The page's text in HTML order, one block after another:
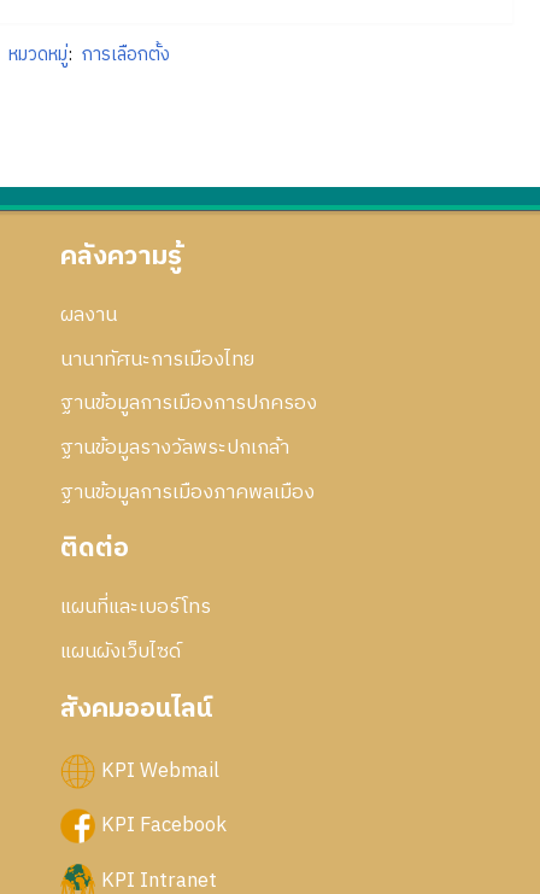
หมวดหมู่: การเลือกตั้ง
คลังความรู้
ผลงาน
นานาทัศนะการเมืองไทย
ฐานข้อมูลการเมืองการปกครอง
ฐานข้อมูลรางวัลพระปกเกล้า
ฐานข้อมูลการเมืองภาคพลเมือง
ติดต่อ
แผนที่และเบอร์โทร
แผนผังเว็บไซด์
สังคมออนไลน์
KPI Webmail
KPI Facebook
KPI Intranet